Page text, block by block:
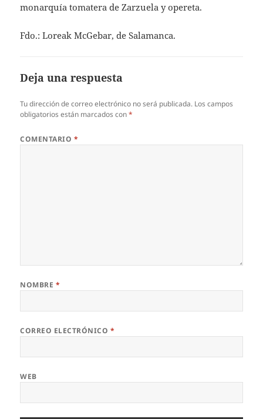
monarquía tomatera de Zarzuela y opereta.
Fdo.: Loreak McGebar, de Salamanca.
Deja una respuesta
Tu dirección de correo electrónico no será publicada. Los campos
obligatorios están marcados con*
COMENTARIO *
NOMBRE *
CORREO ELECTRÓNICO *
WEB